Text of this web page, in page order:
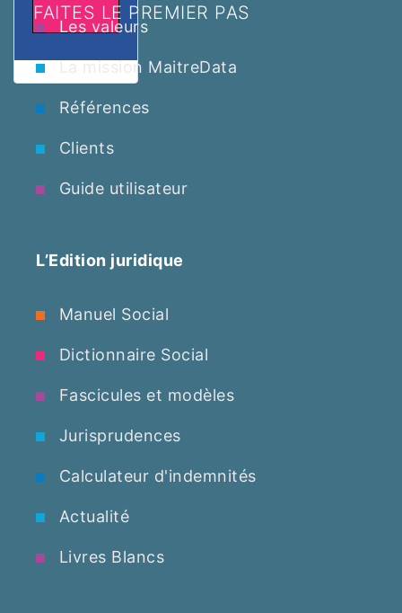
FAITES LE PREMIER PAS
Les valeurs
La mission MaitreData
Références
Clients
Guide utilisateur
L’Edition juridique
Manuel Social
Dictionnaire Social
Fascicules et modèles
Jurisprudences
Calculateur d'indemnités
Actualité
Livres Blancs